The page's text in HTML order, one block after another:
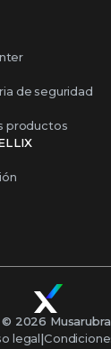
de seguridad
productos
© 2026
legal|